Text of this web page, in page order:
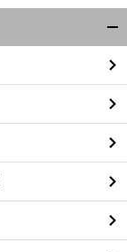
閉
る